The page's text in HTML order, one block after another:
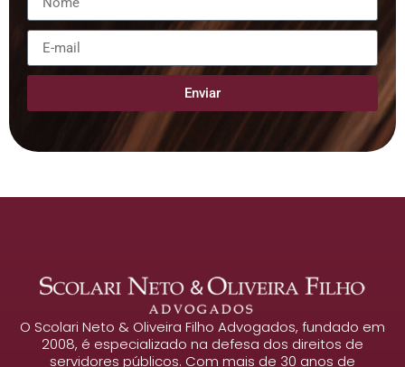
Enviar
O Scolari Neto & Oliveira Filho Advogados, fundado em
2008, é especializado na defesa dos direitos de
servidores públicos. Com mais de 30 anos de